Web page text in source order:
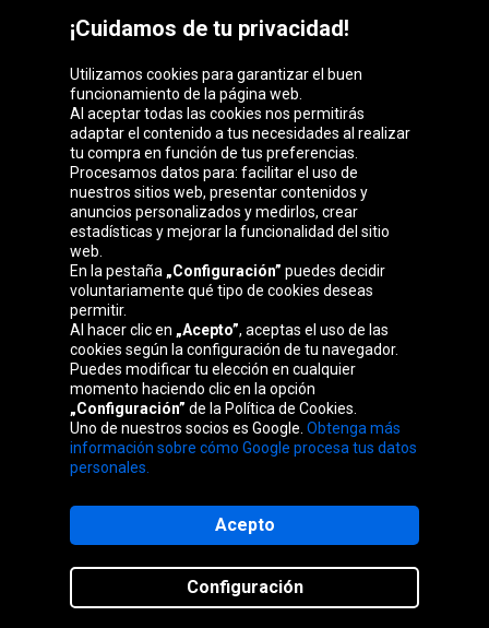
Grupo Oponeo
Belgique
republika
France Italia Magyarország Nederland
Österreich Polska
Slovenská
republika
United
Kingdom
Mapa del sitio web
¡Cuidamos de tu privacidad!
Utilizamos cookies para garantizar el buen
funcionamiento de la página web.
Al aceptar todas las cookies nos permitirás
adaptar el contenido a tus necesidades al realizar
tu compra en función de tus preferencias.
Procesamos datos para: facilitar el uso de
nuestros sitios web, presentar contenidos y
anuncios personalizados y medirlos, crear
estadísticas y mejorar la funcionalidad del sitio
web.
En la pestaña „Configuración” puedes decidir
voluntariamente qué tipo de cookies deseas
permitir.
Al hacer clic en „Acepto”, aceptas el uso de las
cookies según la configuración de tu navegador.
Puedes modificar tu elección en cualquier
momento haciendo clic en la opción
„Configuración” de la Política de Cookies.
Uno de nuestros socios es Google. Obtenga más
información sobre cómo Google procesa tus datos
personales.
Configuración
Acepto